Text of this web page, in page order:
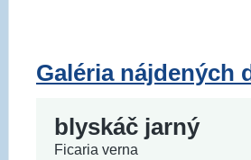
Galéria nájdených
blyskáč jarný
Ficaria verna